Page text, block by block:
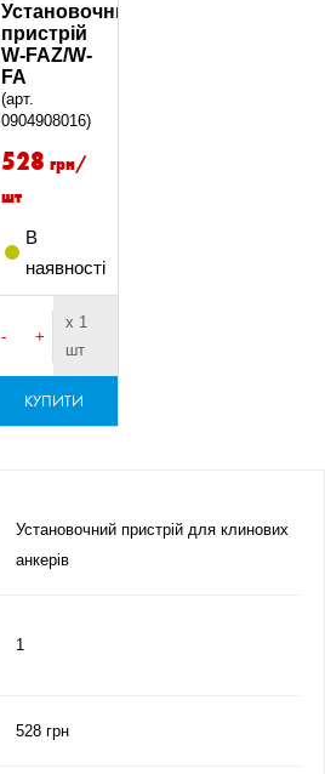
Установочний
пристрій
W-FAZ/W-
FA
(арт.
0904908016)
528 грн/
шт
В
наявності
- +
х 1
шт
КУПИТИ
Установочний пристрій для клинових
анкерів
1
528 грн